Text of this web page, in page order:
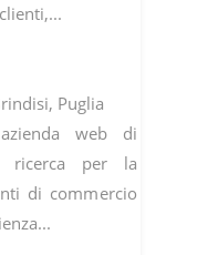
Puglia
web di
ricerca per la
di commercio